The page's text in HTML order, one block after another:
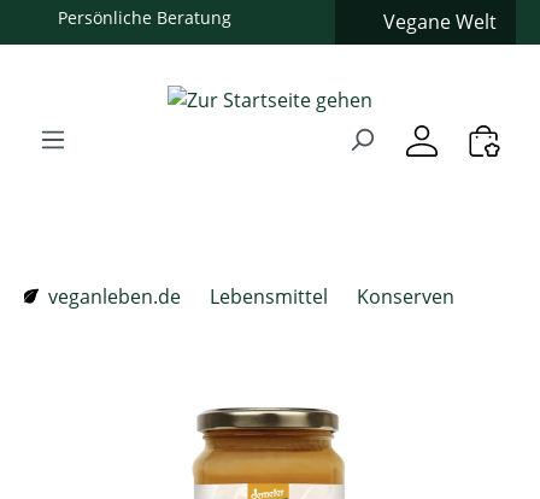
Zum Hauptinhalt springen
Zur Hauptnavigation springen
Vegane Welt
veganleben.de
Lebensmittel Konserven
Bildergalerie überspringen